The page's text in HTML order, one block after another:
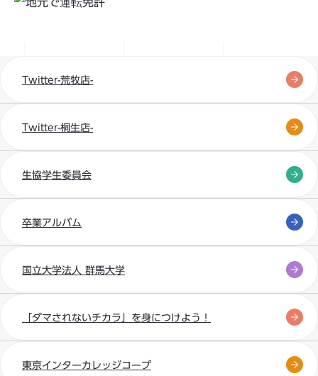
Twitter-荒牧店-
Twitter-桐生店-
生協学生委員会
卒業アルバム
国立大学法人 群馬大学
「ダマされないチカラ」を身につけよう！
東京インターカレッジコープ